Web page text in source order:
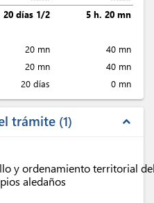
20 días 1/2
5 h. 20 mn
20 mn
40 mn
20 mn
40 mn
20 días 0 mn
trámite 1 expand_less
y ordenamiento territorial
aledaños